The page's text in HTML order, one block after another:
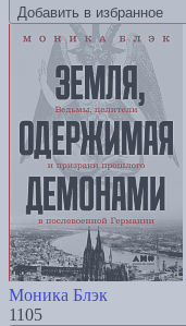
Добавить в избранное
Моника Блэк
1105